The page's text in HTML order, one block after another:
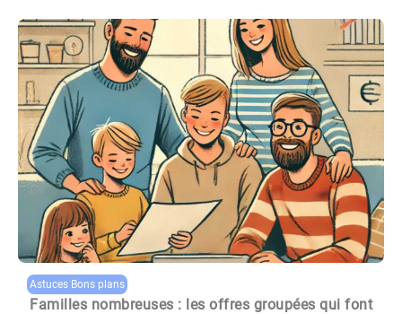
Astuces Bons plans
Familles nombreuses : les offres groupées qui font